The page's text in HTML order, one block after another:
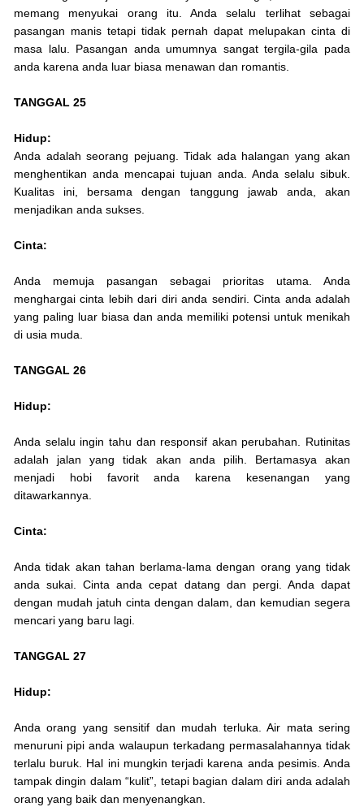
memang menyukai orang itu. Anda selalu terlihat sebagai
pasangan manis tetapi tidak pernah dapat melupakan cinta di
masa lalu. Pasangan anda umumnya sangat tergila-gila pada
anda karena anda luar biasa menawan dan romantis.
TANGGAL 25
Hidup:
Anda adalah seorang pejuang. Tidak ada halangan yang akan
menghentikan anda mencapai tujuan anda. Anda selalu sibuk.
Kualitas ini, bersama dengan tanggung jawab anda, akan
menjadikan anda sukses.
Cinta:
Anda memuja pasangan sebagai prioritas utama. Anda
menghargai cinta lebih dari diri anda sendiri. Cinta anda adalah
yang paling luar biasa dan anda memiliki potensi untuk menikah
di usia muda.
TANGGAL 26
Hidup:
Anda selalu ingin tahu dan responsif akan perubahan. Rutinitas
adalah jalan yang tidak akan anda pilih. Bertamasya akan
menjadi hobi favorit anda karena kesenangan yang
ditawarkannya.
Cinta:
Anda tidak akan tahan berlama-lama dengan orang yang tidak
anda sukai. Cinta anda cepat datang dan pergi. Anda dapat
dengan mudah jatuh cinta dengan dalam, dan kemudian segera
mencari yang baru lagi.
TANGGAL 27
Hidup:
Anda orang yang sensitif dan mudah terluka. Air mata sering
menuruni pipi anda walaupun terkadang permasalahannya tidak
terlalu buruk. Hal ini mungkin terjadi karena anda pesimis. Anda
tampak dingin dalam “kulit”, tetapi bagian dalam diri anda adalah
orang yang baik dan menyenangkan.